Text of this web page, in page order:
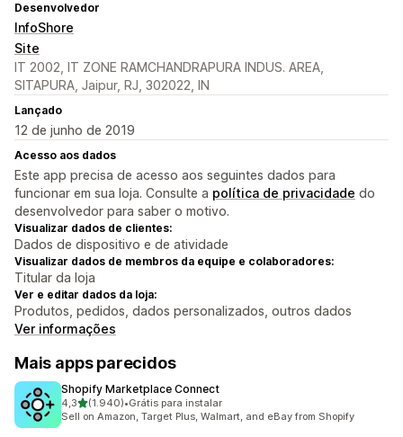
Desenvolvedor
InfoShore
Site
IT 2002, IT ZONE RAMCHANDRAPURA INDUS. AREA,
SITAPURA, Jaipur, RJ, 302022, IN
Lançado
12 de junho de 2019
Acesso aos dados
Este app precisa de acesso aos seguintes dados para
funcionar em sua loja. Consulte a política de privacidade do
desenvolvedor para saber o motivo.
Visualizar dados de clientes:
Dados de dispositivo e de atividade
Visualizar dados de membros da equipe e colaboradores:
Titular da loja
Ver e editar dados da loja:
Produtos, pedidos, dados personalizados, outros dados
Ver informações
Mais apps parecidos
Shopify Marketplace Connect
4,3de 5 estrelas
(1.940)
1940 avaliações ao todo
•Grátis para instalar
Sell on Amazon, Target Plus, Walmart, and eBay from Shopify